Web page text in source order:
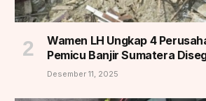
Wamen LH Ungkap 4
Pemicu Banjir Sumatera
Desember 11, 2025